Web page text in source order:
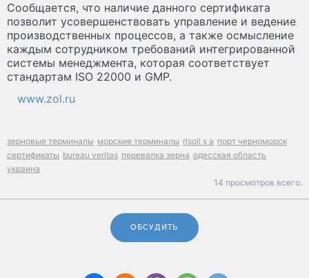
Сообщается, что наличие данного сертификата
позволит усовершенствовать управление и ведение
производственных процессов, а также осмысление
каждым сотрудником требований интегрированной
системы менеджмента, которая соответствует
стандартам ISO 22000 и GMP.
www.zol.ru
зерновые терминалы морские терминалы risoil s a порт черноморск
сертификаты bureau veritas перевалка зерна одесская область
украина
14 просмотров всего.
ОБСУДИТЬ